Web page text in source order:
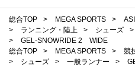
総合TOP > MEGA SPORTS >
>
ランニング・陸上 > シューズ >
>
GEL-SNOWRIDE 2 WIDE
総合TOP
> MEGA SPORTS > 競
>
シューズ > 一般ランナー >